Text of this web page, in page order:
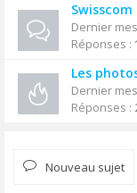
Dernier
Réponses :
Les
Dernier
Réponses :
Nouveau sujet